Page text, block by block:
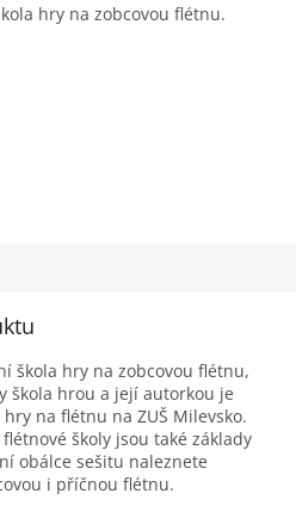
hry na zobcovou flétnu.
škola hry na zobcovou flétnu,
škola hrou a její autorkou je
na flétnu na ZUŠ Milevsko.
školy jsou také základy
obálce sešitu naleznete
i příčnou flétnu.